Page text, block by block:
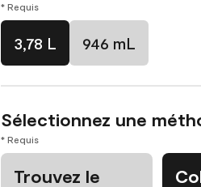
* Requis
3,78 L 946 mL
Sélectionnez une
* Requis
Trouvez le